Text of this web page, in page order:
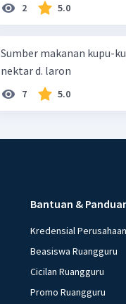
2 5.0
Sumber makanan kupu-kupu dewasa
nektar d. laron
7 5.0
Bantuan &
Kredensial Perusahaan
Beasiswa Ruangguru
Cicilan Ruangguru
Promo Ruangguru